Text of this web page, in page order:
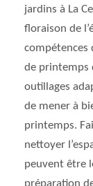
jardins à La
floraison de
compétences
de printemps
outillages
de mener à
printemps.
nettoyer
peuvent être
préparation